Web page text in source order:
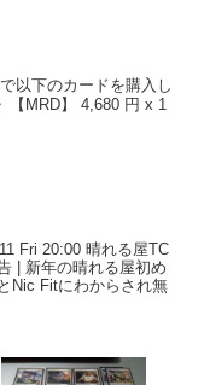
以下のカードを購入し
【MRD】 4,680 円 x 1
Fri 20:00 晴れる屋TC
| 新年の晴れる屋初め
Nic Fitにわからされ無